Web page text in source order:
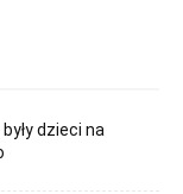
dzieci na